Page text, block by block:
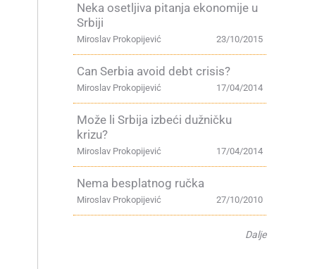
Neka osetljiva pitanja ekonomije u
Srbiji
23/10/2015
Miroslav Prokopijević
Can Serbia avoid debt crisis?
17/04/2014
Miroslav Prokopijević
Može li Srbija izbeći dužničku
krizu?
17/04/2014
Miroslav Prokopijević
Nema besplatnog ručka
27/10/2010
Miroslav Prokopijević
Dalje